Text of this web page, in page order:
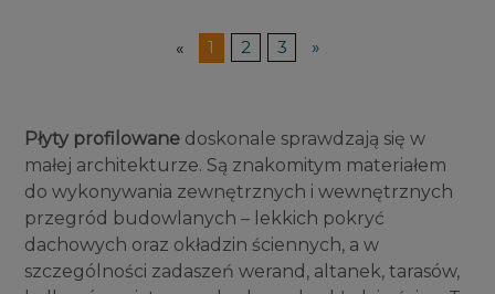
« 1 2 3 »
Płyty profilowane doskonale sprawdzają się w
małej architekturze. Są znakomitym materiałem
do wykonywania zewnętrznych i wewnętrznych
przegród budowlanych – lekkich pokryć
dachowych oraz okładzin ściennych, a w
szczególności zadaszeń werand, altanek, tarasów,